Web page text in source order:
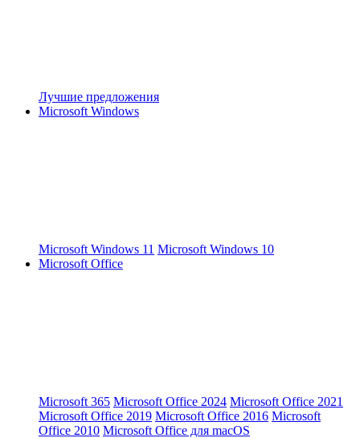
Лучшие предложения
Microsoft Windows
Microsoft Windows 11 Microsoft Windows 10
Microsoft Office
Microsoft 365 Microsoft Office 2024 Microsoft Office 2021
Microsoft Office 2019 Microsoft Office 2016 Microsoft
Office 2010 Microsoft Office для macOS